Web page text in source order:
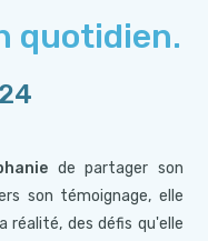
quotidien.
de partager son
son témoignage, elle
réalité, des défis qu'elle